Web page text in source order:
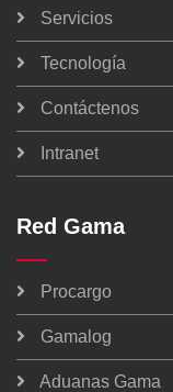
Servicios
Tecnología
Contáctenos
Intranet
Red Gama
Procargo
Gamalog
Aduanas Gama